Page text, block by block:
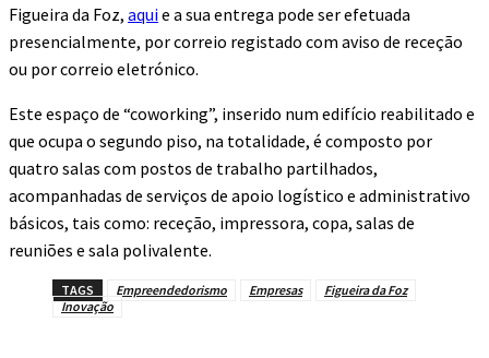
Figueira da Foz, aquie a sua entrega pode ser efetuada
presencialmente, por correio registado com aviso de receção
ou por correio eletrónico.
Este espaço de “coworking”, inserido num edifício reabilitado e
que ocupa o segundo piso, na totalidade, é composto por
quatro salas com postos de trabalho partilhados,
acompanhadas de serviços de apoio logístico e administrativo
básicos, tais como: receção, impressora, copa, salas de
reuniões e sala polivalente.
TAGS Empreendedorismo Empresas
Figueira da Foz
Inovação